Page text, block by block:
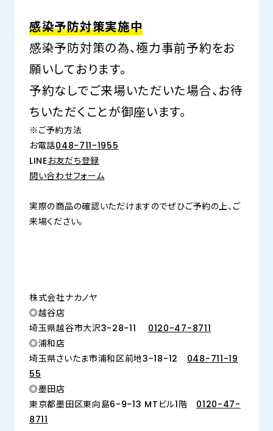
感染予防対策実施中
感染予防対策の為、極力事前予約をお
願いしております。
予約なしでご来場いただいた場合、お待
ちいただくことが御座います。
※ご予約方法
お電話048-711-1955
LINEお友だち登録
問い合わせフォーム
実際の商品の確認いただけますのでぜひご予約の上、ご
来場ください。
株式会社ナカノヤ
◎越谷店
埼玉県越谷市大沢3-28-11 0120-47-8711
◎浦和店
埼玉県さいたま市浦和区前地3-18-12 048-711-19
55
◎墨田店
東京都墨田区東向島6-9-13 MTビル1階 0120-47-
8711